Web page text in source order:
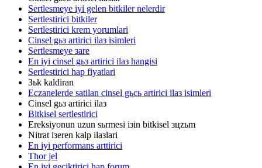
Sertlesmeye iyi gelen bitkiler nelerdir
Sertlestirici bitkiler
Sertlestirici krem yorumlari
Cinsel gьз artirici ilaз isimleri
Sertlesmeye зare
En iyi cinsel gьз artirici ilaз hangisi
Sertlestirici hap fiyatlari
Зьk kaldiran
Eczanelerde satilan cinsel gьcь artirici ilaз isimleri
Cinsel gьз artirici ilaз
Bitkisel sertlestirici
Ereksiyonun uzun sьrmesi iзin bitkisel зцzьm
Nitrat iзeren kalp ilaзlari
En iyi performans arttirici
Thor jel